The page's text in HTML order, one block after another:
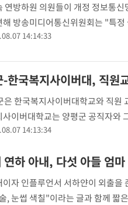
연방하원 의원들이 개정 정보통
방송미디어통신위원회는 "특
자는 "해당 법안은 디지털 환경
14:14:33
한국복지사이버대, 직원
한국복지사이버대학교와 직원
사이버대학교는 양평군 공직자와
또 공직자 및 공직자 가족이 전문
14:13:34
하 아내, 다섯 아들 엄
이자 인플루언서 서하얀이 외출
, 눈썹 색칠"이라는 글과 함께 짧